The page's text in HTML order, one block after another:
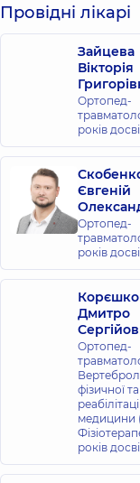
Провідні лікарі
Зайцева
Вікторія
Ортопед-
років
Євгеній
Ортопед-
років
Дмитро
Ортопед-
фізичної та
років